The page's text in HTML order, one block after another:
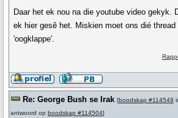
Daar het ek nou na die youtube video gekyk.
ek hier gesê het. Miskien moet ons dié
'oogklappe'.
Re: George Bush se Irak [boodskap #114549
antwoord op boodskap #114504]